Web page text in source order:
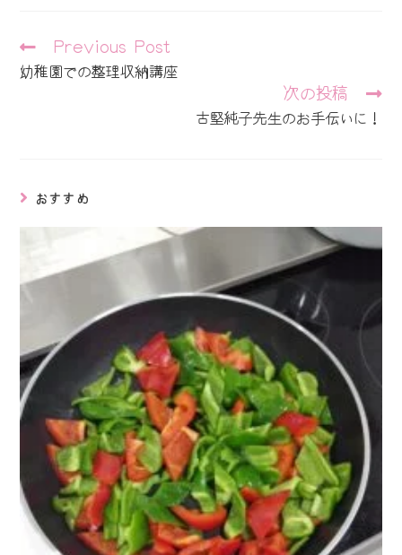
そ
の
他
Previous Post
幼稚園での整理収納講座
次の投稿
古堅純子先生のお手伝いに！
おすすめ